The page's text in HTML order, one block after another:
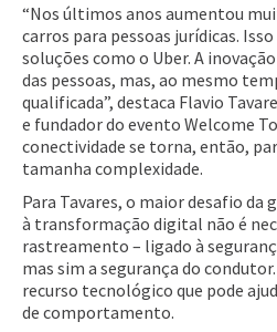
“Nos últimos anos aumentou
carros para pessoas jurídicas.
soluções como o Uber. A
das pessoas, mas, ao mesmo
qualificada”, destaca Flavio
e fundador do evento Welcome
conectividade se torna, então,
tamanha complexidade.
Para Tavares, o maior desafio da
à transformação digital não é
rastreamento – ligado à
mas sim a segurança do
recurso tecnológico que pode
de comportamento.